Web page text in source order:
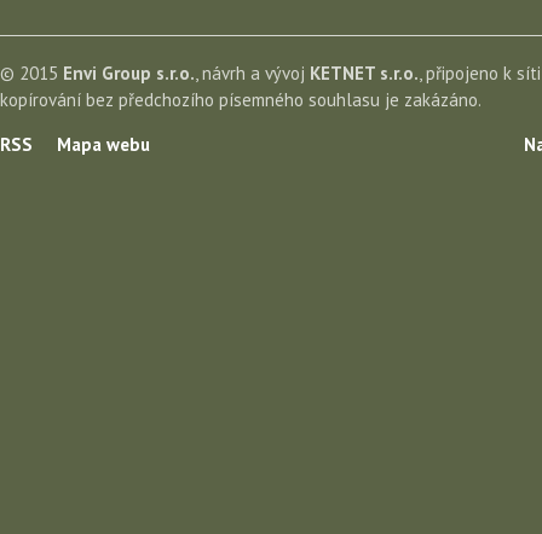
© 2015 Envi Group s.r.o. , návrh a vývoj KETNET s.r.o. , připojeno k
kopírování bez předchozího písemného souhlasu je zakázáno.
RSS
Mapa webu